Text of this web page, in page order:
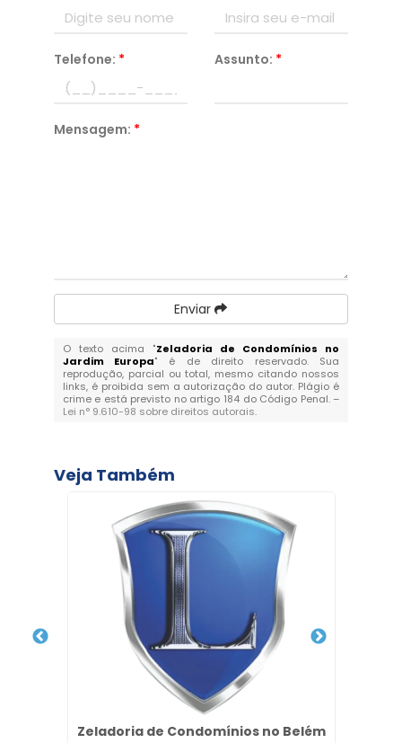
Telefone: * Assunto: *
Mensagem: *
Enviar
O texto acima "Zeladoria de Condomínios no
Jardim Europa" é de direito reservado. Sua
reprodução, parcial ou total, mesmo citando nossos
links, é proibida sem a autorização do autor. Plágio é
crime e está previsto no artigo 184 do Código Penal. –
Lei n° 9.610-98 sobre direitos autorais.
Veja Também
Zeladoria de Condomínios no Belém